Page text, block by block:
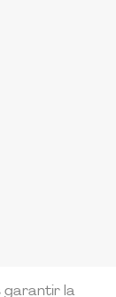
garantir la